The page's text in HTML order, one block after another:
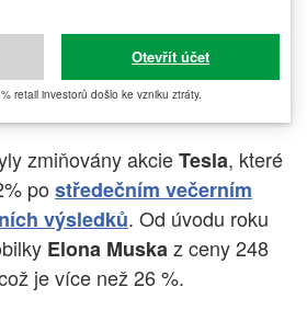
Otevřít účet
retail investorů došlo ke vzniku ztráty.
zmiňovány akcieTesla, které
po středečním večerním
výsledků. Od úvodu roku
Elona Muskaz ceny 248
je více než 26 %.